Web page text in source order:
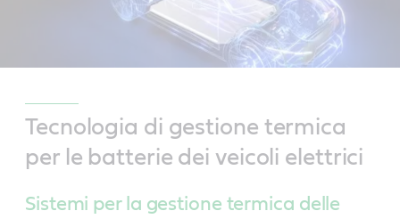
Tecnologia di gestione termica
per le batterie dei veicoli elettrici
Sistemi per la gestione termica delle